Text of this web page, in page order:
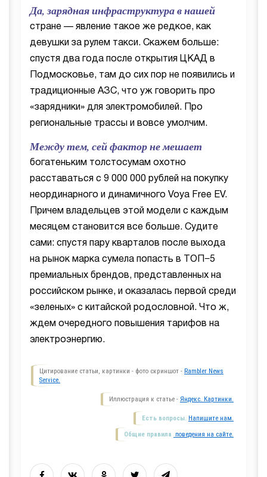
Да, зарядная инфраструктура в нашей
стране — явление такое же редкое, как
девушки за рулем такси. Скажем больше:
спустя два года после открытия ЦКАД в
Подмосковье, там до сих пор не появились и
традиционные АЗС, что уж говорить про
«зарядники» для электромобилей. Про
региональные трассы и вовсе умолчим.
Между тем, сей фактор не мешает
богатеньким толстосумам охотно
расставаться с 9 000 000 рублей на покупку
неординарного и динамичного Voya Free EV.
Причем владельцев этой модели с каждым
месяцем становится все больше. Судите
сами: спустя пару кварталов после выхода
на рынок марка сумела попасть в ТОП−5
премиальных брендов, представленных на
российском рынке, и оказалась первой среди
«зеленых» с китайской родословной. Что ж,
ждем очередного повышения тарифов на
электроэнергию.
Цитирование статьи, картинки - фото скриншот - Rambler News
Service.
Иллюстрация к статье - Яндекс. Картинки.
Есть вопросы. Напишите нам.
Общие правила поведения на сайте.